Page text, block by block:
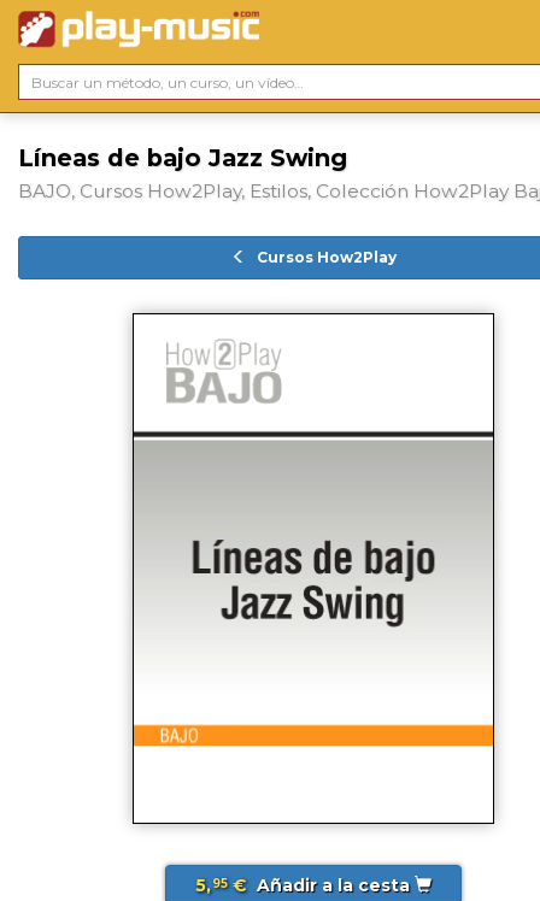
Líneas de bajo Jazz Swing
BAJO, Cursos How2Play, Estilos, Colección How2Play
Cursos How2Play
5,95€ Añadir a la cesta